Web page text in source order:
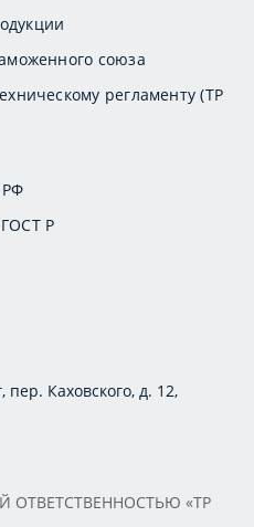
союза
регламенту (ТР
РФ
Р
пер. Каховского, д. 12,
ОТВЕТСТВЕННОСТЬЮ «ТР